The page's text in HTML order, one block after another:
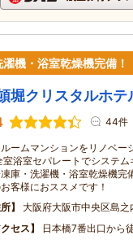
機・浴室乾燥機完備！
堀クリスタルホ
44件
ームマンションをリノベー
室浴室セパレートでシステ
庫・洗濯機・浴室乾燥機完
客様におススメです！
大阪府大阪市中央区島
セス
日本橋7番出口から